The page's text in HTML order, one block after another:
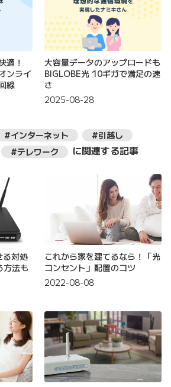
適！
ンライ
線
大容量データのアップロードも
BIGLOBE光 10ギガで満足の速
さ
2025-08-28
#インターネット
#引越し
#テレワーク に関連する記事
る対処
方法も
これから家を建てるなら！「光
コンセント」配置のコツ
2022-08-08